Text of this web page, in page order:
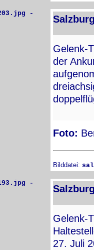
Gelenk-
der
Foto:
Bilddatei:
Gelenk-
27. Juli